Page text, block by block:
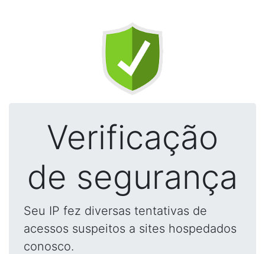
Verificação
de segurança
Seu IP fez diversas tentativas de
acessos suspeitos a sites hospedados
conosco.